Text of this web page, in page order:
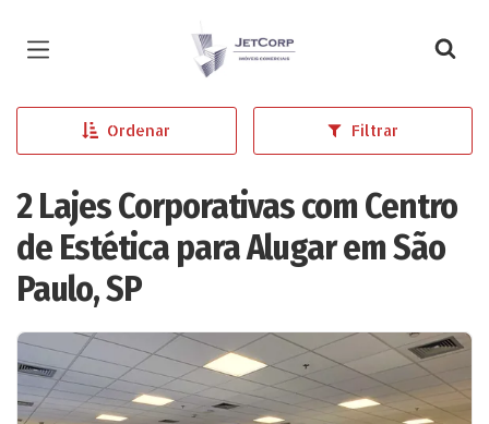
Página inicial
Ordenar Filtrar
2 Lajes Corporativas com Centro
de Estética para Alugar em São
Paulo, SP